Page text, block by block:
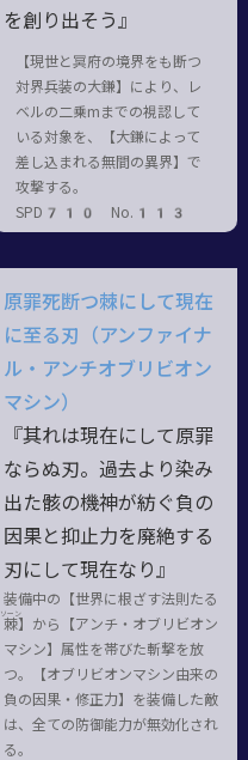
を創り出そう』
【現世と冥府の境界をも断つ
対界兵装の大鎌】により、レ
ベルの二乗mまでの視認して
いる対象を、【大鎌によって
差し込まれる無間の異界】で
攻撃する。
SPD710 No.113
原罪死断つ棘にして現在
に至る刃（アンファイナ
ル・アンチオブリビオン
マシン）
『其れは現在にして原罪
ならぬ刃。過去より染み
出た骸の機神が紡ぐ負の
因果と抑止力を廃絶する
刃にして現在なり』
装備中の【世界に根ざす法則たる
棘
ソーン
】から【アンチ・オブリビオン
マシン】属性を帯びた斬撃を放
つ。【オブリビオンマシン由来の
負の因果・修正力】を装備した敵
は、全ての防御能力が無効化され
る。